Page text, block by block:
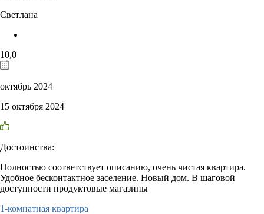
Светлана
10,0
октябрь 2024
15 октября 2024
Достоинства:
Полностью соответствует описанию, очень чистая квартира.
Удобное бесконтактное заселение. Новый дом. В шаговой
доступности продуктовые магазины
1-комнатная квартира